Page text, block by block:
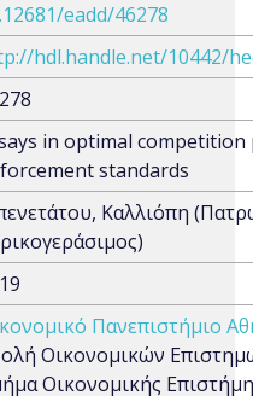
eadd/46278
hdl.handle.net/10442/
in optimal competition
standards
Καλλιόπη
Πανεπιστήμιο
Οικονομικών
Οικονομικής